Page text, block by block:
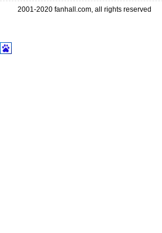
2001-2020 fanhall.com, all rights reserved